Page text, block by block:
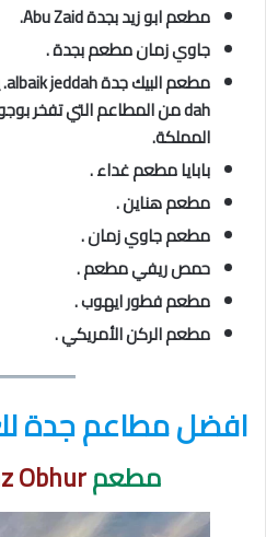
مطعمابو زيد بجدة Abu Zaid.
جاوي زمان مطعم بجدة .
المملكة.
بابايا مطعم غداء .
مطعم هناين .
مطعم جاوي زمان .
حمص ريفي مطعم .
مطعم فطور ايهوب .
مطعم الركن الأمريكي .
افضل مطاعم جدة
مطعمObhur